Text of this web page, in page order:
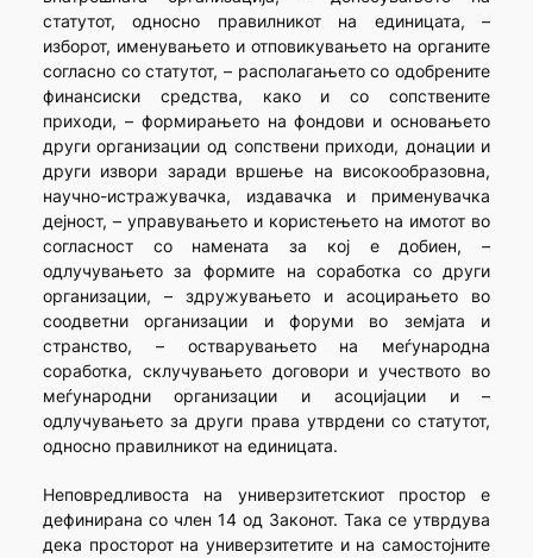
статутот, односно правилникот на единицата, –
изборот, именувањето и отповикувањето на органите
согласно со статутот, – располагањето со одобрените
финансиски средства, како и со сопствените
приходи, – формирањето на фондови и основањето
други организации од сопствени приходи, донации и
други извори заради вршење на високообразовна,
научно-истражувачка, издавачка и применувачка
дејност, – управувањето и користењето на имотот во
согласност со намената за кој е добиен, –
одлучувањето за формите на соработка со други
организации, – здружувањето и асоцирањето во
соодветни организации и форуми во земјата и
странство, – остварувањето на меѓународна
соработка, склучувањето договори и учеството во
меѓународни организации и асоцијации и –
одлучувањето за други права утврдени со статутот,
односно правилникот на единицата.
Неповредливоста на универзитетскиот простор е
дефинирана со член 14 од Законот. Така се утврдува
дека просторот на универзитетите и на самостојните